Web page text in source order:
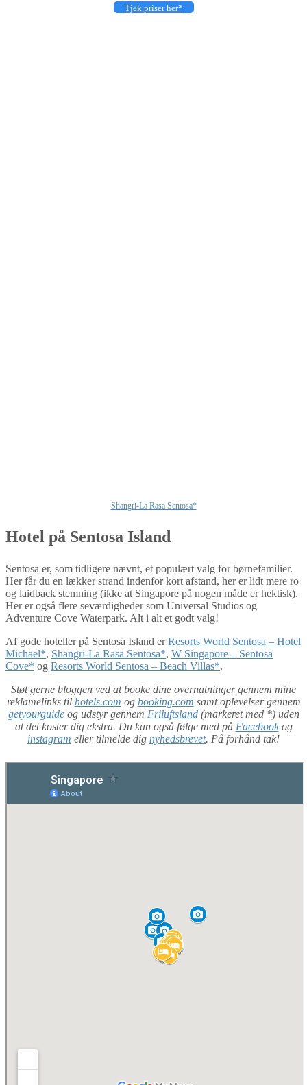
Tjek priser her*
Shangri-La Rasa Sentosa*
Hotel på Sentosa Island
Sentosa er, som tidligere nævnt, et populært valg for børnefamilier.
Her får du en lækker strand indenfor kort afstand, her er lidt mere ro
og laidback stemning (ikke at Singapore på nogen måde er hektisk).
Her er også flere seværdigheder som Universal Studios og
Adventure Cove Waterpark. Alt i alt et godt valg!
Af gode hoteller på Sentosa Island erResorts World Sentosa – Hotel
Michael*, Shangri-La Rasa Sentosa*, W Singapore – Sentosa
Cove* og Resorts World Sentosa – Beach Villas*.
Støt gerne bloggen ved at booke dine overnatninger gennem mine
reklamelinks til hotels.com og booking.com samt oplevelser gennem
getyourguideog udstyr gennem Friluftsland(markeret med *) uden
at det koster dig ekstra. Du kan også følge med på Facebookog
instagram eller tilmelde dig nyhedsbrevet. På forhånd tak!